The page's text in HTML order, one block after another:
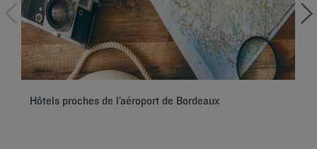
Hôtels proches de l’aéroport de Bordeaux